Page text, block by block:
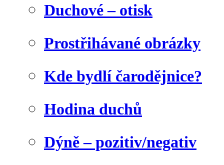
Duchové – otisk
Prostřihávané obrázky
Kde bydlí čarodějnice?
Hodina duchů
Dýně – pozitiv/negativ